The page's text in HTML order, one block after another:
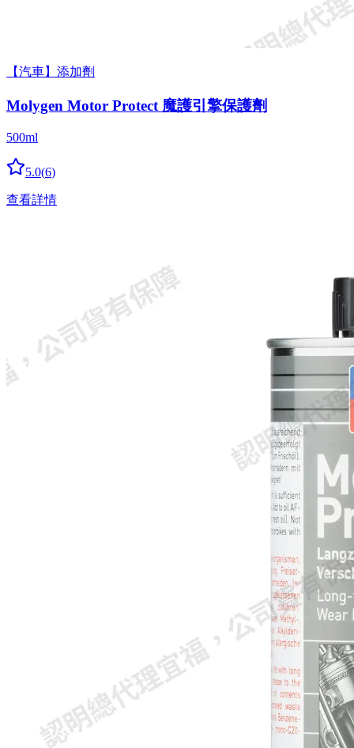
【汽車】添加劑
Molygen Motor Protect 魔護引擎保護劑
500ml
5.0(6)
查看詳情